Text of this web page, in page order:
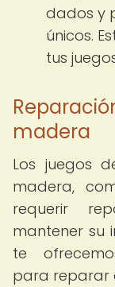
dados y
únicos.
tus
madera
Los juegos
madera,
requerir
mantener su
te
para reparar